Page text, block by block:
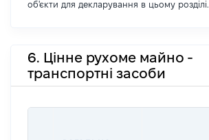
об'єкти для декларування в цьому розділі.
6. Цінне рухоме майно -
транспортні засоби